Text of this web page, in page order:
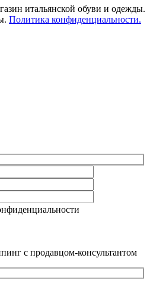
итальянской обуви и одежды.
Политика конфиденциальности.
с продавцом-консультантом